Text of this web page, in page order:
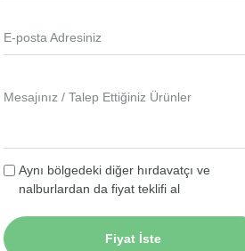
E-posta Adresiniz
Mesajınız / Talep Ettiğiniz Ürünler
Aynı bölgedeki diğer hırdavatçı ve
nalburlardan da fiyat teklifi al
Fiyat İste